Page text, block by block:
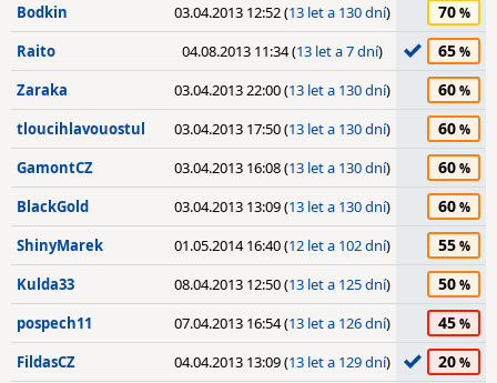
Bodkin 03.04.2013 12:52 (13 let a 130 dní) 70
Raito 04.08.2013 11:34 (13 let a 7 dní) 65
Zaraka 03.04.2013 22:00 (13 let a 130 dní) 60
tloucihlavouostul 03.04.2013 17:50 (13 let a 130 dní) 60
GamontCZ 03.04.2013 16:08 (13 let a 130 dní) 60
BlackGold 03.04.2013 13:09 (13 let a 130 dní) 60
ShinyMarek 01.05.2014 16:40 (12 let a 102 dní) 55
Kulda33 08.04.2013 12:50 (13 let a 125 dní) 50
pospech11 07.04.2013 16:54 (13 let a 126 dní) 45
FildasCZ 04.04.2013 13:09 (13 let a 129 dní) 20